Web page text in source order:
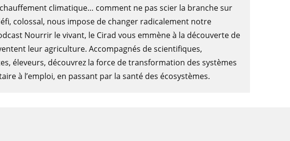
climatique… comment ne pas scier la branche sur
colossal, nous impose de changer radicalement notre
Nourrir le vivant, le Cirad vous emmène à la découverte de
leur agriculture. Accompagnés de scientifiques,
éleveurs, découvrez la force de transformation des systèmes
à l’emploi, en passant par la santé des écosystèmes.